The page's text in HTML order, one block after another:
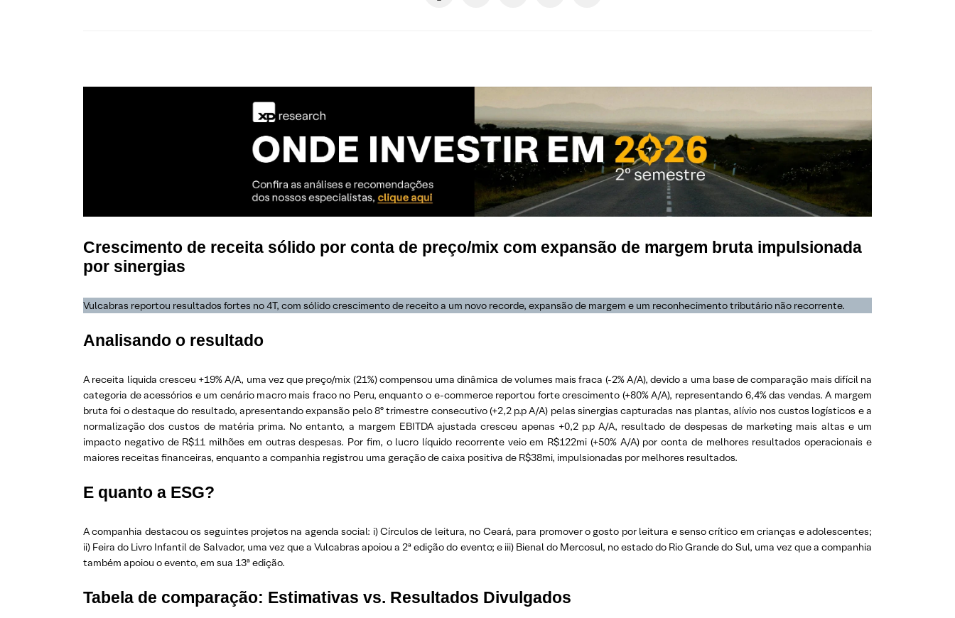
Crescimento de receita sólido por conta de preço/mix com expansão de margem bruta impulsionada
por sinergias
Vulcabras reportou resultados fortes no 4T, com sólido crescimento de receito a um novo recorde, expansão de margem e um reconhecimento tributário não recorrente.
Analisando o resultado
A receita líquida cresceu +19% A/A, uma vez que preço/mix (21%) compensou uma dinâmica de volumes mais fraca (-2% A/A), devido a uma base de comparação mais difícil na
categoria de acessórios e um cenário macro mais fraco no Peru, enquanto o e-commerce reportou forte crescimento (+80% A/A), representando 6,4% das vendas. A margem
bruta foi o destaque do resultado, apresentando expansão pelo 8º trimestre consecutivo (+2,2 p.p A/A) pelas sinergias capturadas nas plantas, alívio nos custos logísticos e a
normalização dos custos de matéria prima. No entanto, a margem EBITDA ajustada cresceu apenas +0,2 p.p A/A, resultado de despesas de marketing mais altas e um
impacto negativo de R$11 milhões em outras despesas. Por fim, o lucro líquido recorrente veio em R$122mi (+50% A/A) por conta de melhores resultados operacionais e
maiores receitas financeiras, enquanto a companhia registrou uma geração de caixa positiva de R$38mi, impulsionadas por melhores resultados.
E quanto a ESG?
A companhia destacou os seguintes projetos na agenda social: i) Círculos de leitura, no Ceará, para promover o gosto por leitura e senso crítico em crianças e adolescentes;
ii) Feira do Livro Infantil de Salvador, uma vez que a Vulcabras apoiou a 2ª edição do evento; e iii) Bienal do Mercosul, no estado do Rio Grande do Sul, uma vez que a companhia
também apoiou o evento, em sua 13ª edição.
Tabela de comparação: Estimativas vs. Resultados Divulgados